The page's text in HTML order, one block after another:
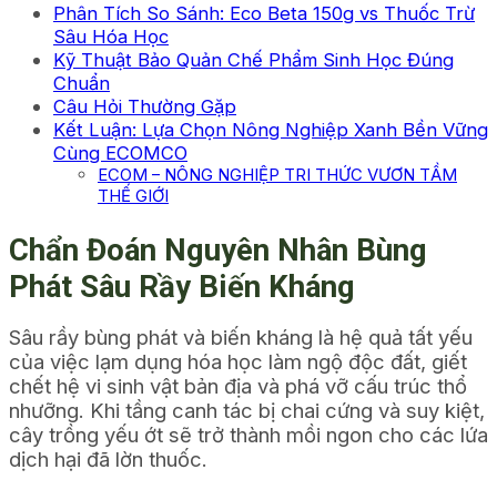
Phân Tích So Sánh: Eco Beta 150g vs Thuốc Trừ
Sâu Hóa Học
Kỹ Thuật Bảo Quản Chế Phẩm Sinh Học Đúng
Chuẩn
Câu Hỏi Thường Gặp
Kết Luận: Lựa Chọn Nông Nghiệp Xanh Bền Vững
Cùng ECOMCO
ECOM – NÔNG NGHIỆP TRI THỨC VƯƠN TẦM
THẾ GIỚI
Chẩn Đoán Nguyên Nhân Bùng
Phát Sâu Rầy Biến Kháng
Sâu rầy bùng phát và biến kháng là hệ quả tất yếu
của việc lạm dụng hóa học làm ngộ độc đất, giết
chết hệ vi sinh vật bản địa và phá vỡ cấu trúc thổ
nhưỡng. Khi tầng canh tác bị chai cứng và suy kiệt,
cây trồng yếu ớt sẽ trở thành mồi ngon cho các lứa
dịch hại đã lờn thuốc.